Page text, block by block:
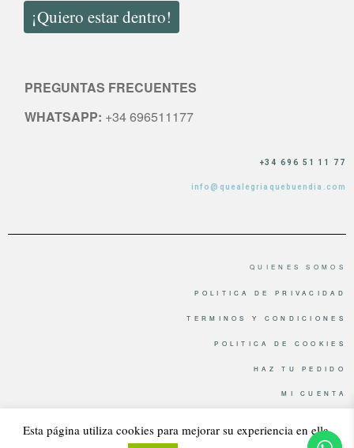
¡Quiero estar dentro!
PREGUNTAS FRECUENTES
WHATSAPP: +34 696511177
+34 696 51 11 77
info@quealegriaquebuendia.com
QUIENES SOMOS
POLITICA DE PRIVACIDAD
TERMINOS Y CONDICIONES
POLITICA DE COOKIES
HAZ TU PEDIDO
MI CUENTA
Esta página utiliza cookies para mejorar su experiencia en ella.